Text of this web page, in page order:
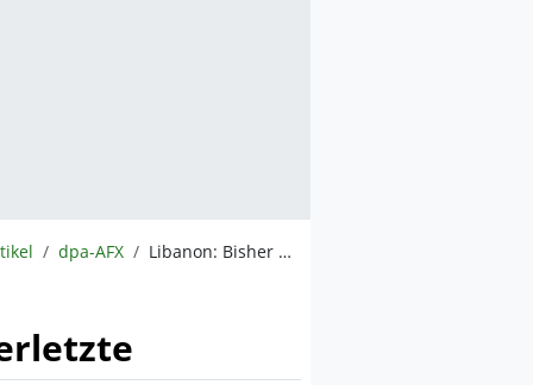
dpa-AFX Libanon: Bisher mehr als 3.000 Tote und knapp 10.000 Verletzte